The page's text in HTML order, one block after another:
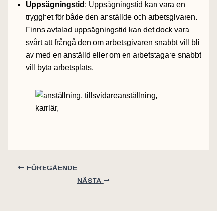
Uppsägningstid : Uppsägningstid kan vara en
trygghet för både den anställde och arbetsgivaren.
Finns avtalad uppsägningstid kan det dock vara
svårt att frångå den om arbetsgivaren snabbt vill bli
av med en anställd eller om en arbetstagare snabbt
vill byta arbetsplats.
FÖREGÅENDE
NÄSTA